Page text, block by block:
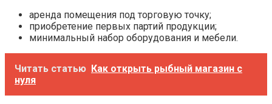
аренда помещения под торговую точку;
приобретение первых партий продукции;
минимальный набор оборудования и мебели.
Читать статью Как открыть рыбный магазин с
нуля